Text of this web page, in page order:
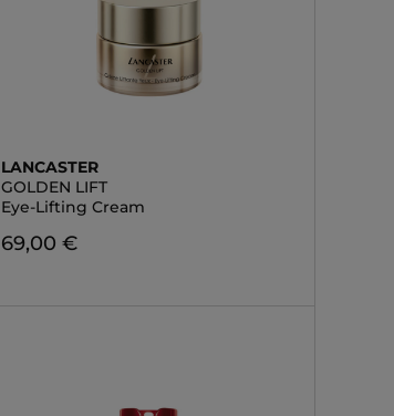
LANCASTER
GOLDEN LIFT
Eye-Lifting Cream
69,00 €